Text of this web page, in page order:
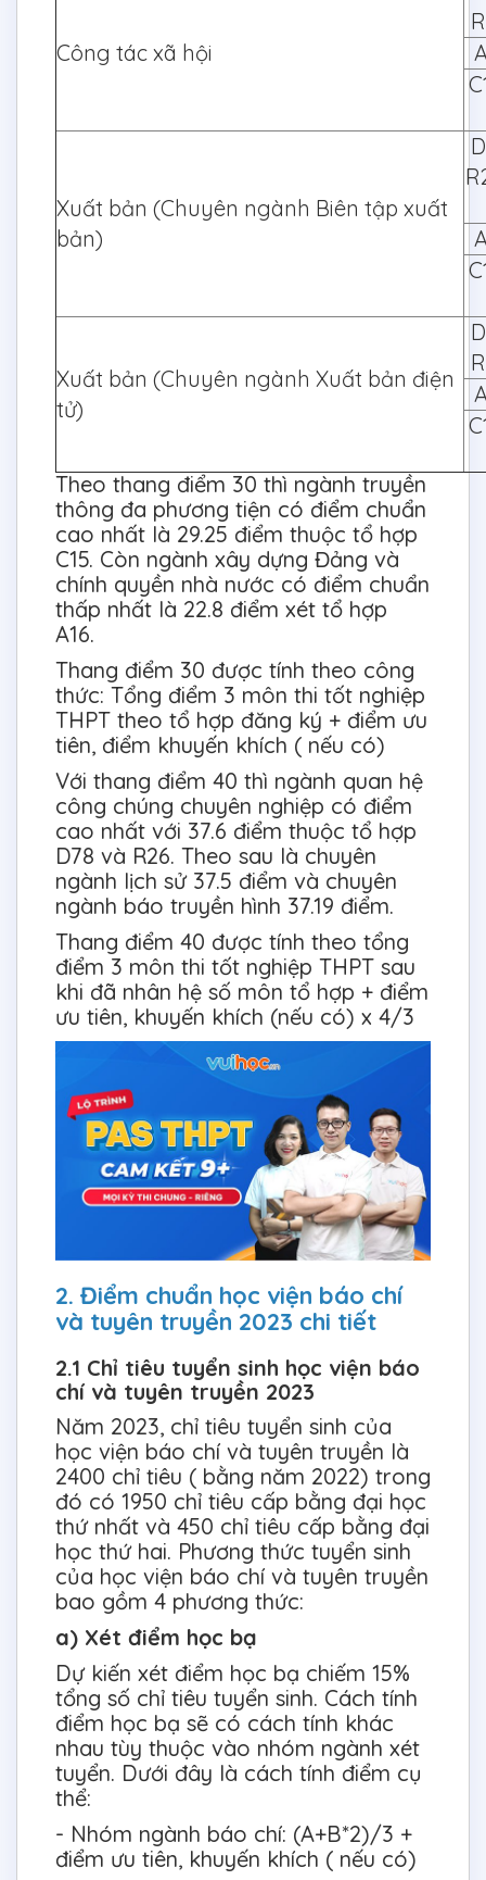
Công tác xã hội
Xuất bản (Chuyên ngành Biên tập xuất
bản)
Xuất bản (Chuyên ngành Xuất bản điện
tử)
Theo thang điểm 30 thì ngành truyền
thông đa phương tiện có điểm chuẩn
cao nhất là 29.25 điểm thuộc tổ hợp
C15. Còn ngành xây dựng Đảng và
chính quyền nhà nước có điểm chuẩn
thấp nhất là 22.8 điểm xét tổ hợp
A16.
Thang điểm 30 được tính theo công
thức: Tổng điểm 3 môn thi tốt nghiệp
THPT theo tổ hợp đăng ký + điểm ưu
tiên, điểm khuyến khích ( nếu có)
Với thang điểm 40 thì ngành quan hệ
công chúng chuyên nghiệp có điểm
cao nhất với 37.6 điểm thuộc tổ hợp
D78 và R26. Theo sau là chuyên
ngành lịch sử 37.5 điểm và chuyên
ngành báo truyền hình 37.19 điểm.
Thang điểm 40 được tính theo tổng
điểm 3 môn thi tốt nghiệp THPT sau
khi đã nhân hệ số môn tổ hợp + điểm
ưu tiên, khuyến khích (nếu có) x 4/3
2. Điểm chuẩn học viện báo chí
và tuyên truyền 2023 chi tiết
2.1 Chỉ tiêu tuyển sinh học viện báo
chí và tuyên truyền 2023
Năm 2023, chỉ tiêu tuyển sinh của
học viện báo chí và tuyên truyền là
2400 chỉ tiêu ( bằng năm 2022) trong
đó có 1950 chỉ tiêu cấp bằng đại học
thứ nhất và 450 chỉ tiêu cấp bằng đại
học thứ hai. Phương thức tuyển sinh
của học viện báo chí và tuyên truyền
bao gồm 4 phương thức:
a) Xét điểm học bạ
Dự kiến xét điểm học bạ chiếm 15%
tổng số chỉ tiêu tuyển sinh. Cách tính
điểm học bạ sẽ có cách tính khác
nhau tùy thuộc vào nhóm ngành xét
tuyển. Dưới đây là cách tính điểm cụ
thể:
- Nhóm ngành báo chí: (A+B*2)/3 +
điểm ưu tiên, khuyến khích ( nếu có)